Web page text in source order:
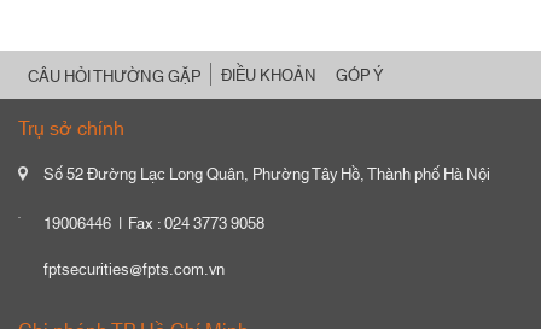
CÂU HỎI THƯỜNG GẶP ĐIỀU KHOẢN GÓP Ý
Trụ sở chính
Số 52 Đường Lạc Long Quân, Phường Tây Hồ, Thành phố Hà Nội
19006446
Fax : 024 3773 9058
fptsecurities@fpts.com.vn